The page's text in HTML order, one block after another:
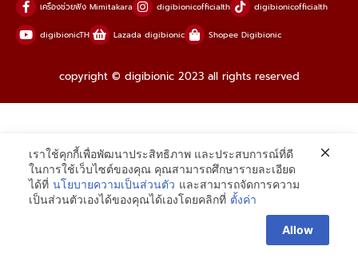
เครื่องช่วยฟัง Mimitakara digibionicofficialth digibionicofficialth
digibionicTH Lazada digibionic Shopee Digibionic
copyright © digibionic 2023 all rights reserved
เราใช้คุกกี้เพื่อพัฒนาประสิทธิภาพ และประสบการณ์ที่ดี
ในการใช้เว็บไซต์ของคุณ คุณสามารถศึกษารายละเอียด
ได้ที่ นโยบายความเป็นส่วนตัว และสามารถจัดการความ
เป็นส่วนตัวเองได้ของคุณได้เองโดยคลิกที่ ตั้งค่า
Allow